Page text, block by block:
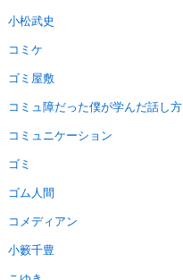
小松武史
コミケ
ゴミ屋敷
コミュ障だった僕が学んだ話し方
コミュニケーション
ゴミ
ゴム人間
コメディアン
小籔千豊